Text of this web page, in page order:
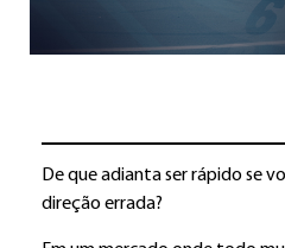
De que adianta ser rápido se
direção errada?